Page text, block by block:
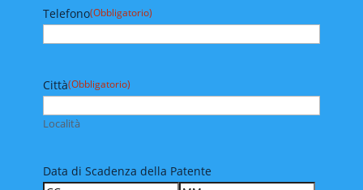
Telefono(Obbligatorio)
Città(Obbligatorio)
Località
Data di Scadenza della Patente